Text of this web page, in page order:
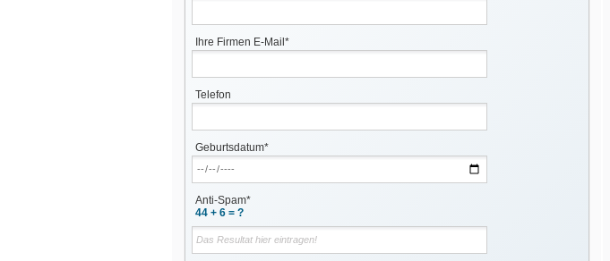
Ihre Firmen E-Mail*
Telefon
Geburtsdatum*
Anti-Spam*
44 + 6 = ?